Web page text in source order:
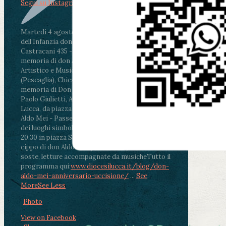
Martedì 4 agosto2026
ore 11:30 - Lucca, Scuola
dell’Infanzia don Aldo Mei - Viale Castruccio
Castracani 435 - Inaugurazione murales in
memoria di don Aldo Mei curato dal Liceo
Artistico e Musicale “Passaglia”
ore 18 - Fiano
(Pescaglia), Chiesa parrocchiale - Messa in
memoria di Don Aldo Mei celebrata da mons.
Paolo Giulietti, Arcivescovo di Lucca
ore 20.30 -
Lucca, da piazza San Michele al Cippo di don
Aldo Mei - Passeggiata della Memoria in alcuni
dei luoghi simbolo della città. Ritrovo alle ore
20.30 in piazza San Michele con conclusione al
cippo di don Aldo Mei (Porta Elisa). Durante le
soste, letture accompagnate da musicheTutto il
programma qui:www.diocesilucca.it/blog/don-
aldo-mei-anniversario-uccisione/ ... See
MoreSee Less
Photo
View on Facebook
Segui su Instagram